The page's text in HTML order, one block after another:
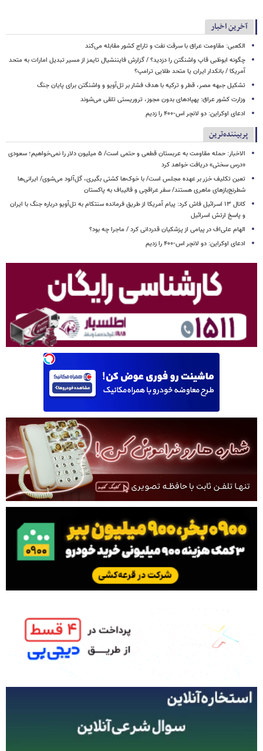
آخرین اخبار
الکعبی: مقاومت عراق با سرقت نفت و تاراج کشور مقابله می‌کند
چگونه ابوظبی قاپ واشنگتن را دزدید؟ / گزارش فایننشیال تایمز از مسیر تبدیل امارات به متحد
آمریکا / بانکدار ایران یا متحد طلایی ترامپ؟
تشکیل جبهه‌ مصر، قطر و ترکیه با هدف فشار بر تل‌آویو و واشنگتن برای پایان جنگ
وزارت کشور عراق: پهپادهای بدون مجوز، تروریستی تلقی می‌شوند
ادعای اوکراین: دو لانچر اس-۴۰۰ را زدیم
پربیننده‌ترین
الاخبار: حمله مقاومت به عربستان قطعی و حتمی است/ ۵ میلیون دلار را نمی‌خواهیم؛ سعودی
«درس سختی» دریافت خواهد کرد
تعین تکلیف خزر بر عهده مجلس است/ با خوک‌ها کشتی بگیری، گل‌آلود می‌شوی/ ایرانی‌ها
شطرنج‌بازهای ماهری هستند/ سفر عراقچی و قالیباف به پاکستان
کانال ۱۳ اسرائیل فاش کرد: پیام آمریکا از طریق فرمانده سنتکام به تل‌آویو درباره جنگ با ایران
و پاسخ ارتش اسرائیل
الهام علی‌اف در پیامی از پزشکیان قدردانی کرد / ماجرا چه بود؟
ادعای اوکراین: دو لانچر اس-۴۰۰ را زدیم